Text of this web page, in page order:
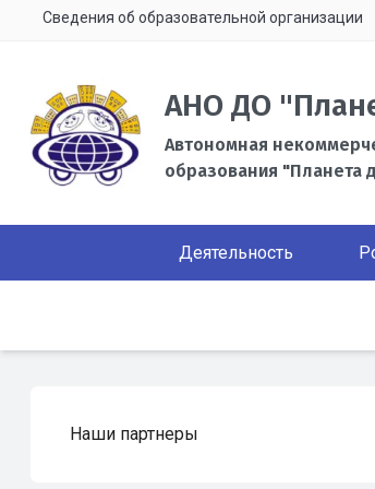
Сведения об образовательной организации
АНО ДО
Автономная
образования "Планета
Деятельность
Наши партнеры